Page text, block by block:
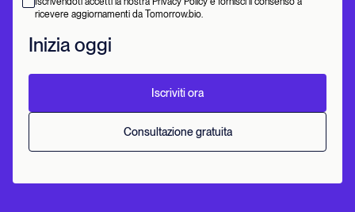
ricevere aggiornamenti da Tomorrow.bio.
Inizia oggi
Iscriviti ora
Consultazione gratuita